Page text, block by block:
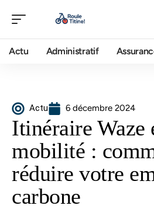
Actu Administratif
Actu 6 décembre 2024
Itinéraire Waze
mobilité :
réduire votre
carbone